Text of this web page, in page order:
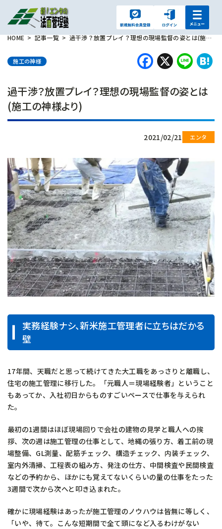
HOME 記事一覧 過干渉？放置プレイ？理想の現場監督の姿とは(施工の神様より)
施工の神様 X
過干渉？放置プレイ？理想の現場監督の姿とは
(施工の神様より)
2021/02/21
実務経験ナシ、新米施工管理者に立ちはだかる
壁
17年間、天職だと思って続けてきた大工職をあっさりと離職し、
住宅の施工管理に移行した。「元職人＝現場経験者」ということ
もあってか、入社初日からものすごいペースで仕事を与えられ
た。
最初の1週間はほぼ現場回りで会社の建物の見学と職人への挨
拶、次の週は施工管理の仕事として、地縄の張り方、着工前の現
場整備、GL測量、配筋チェック、構造チェック、内装チェック、
室内外清掃、工程表の組み方、発注の仕方、中間検査や民間検査
などの予約から、ほかにも覚えてないくらいの量の仕事をたった
3週間で次から次へと叩き込まれた。
確かに現場経験はあったが施工管理のノウハウは皆無に等しく、
「いや、待て。こんな短期間で全て頭になど入るわけがない